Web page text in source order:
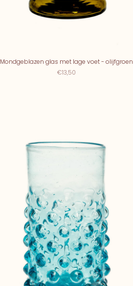
Mondgeblazen glas met lage voet - olijfgroen
€13,50